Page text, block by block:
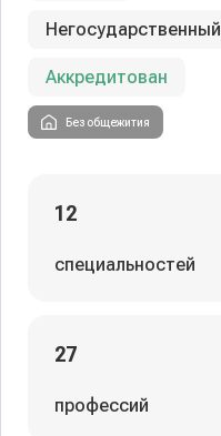
Негосударственный
Аккредитован
Без общежития
12
специальностей
27
профессий